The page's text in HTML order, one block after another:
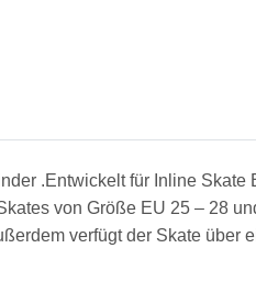
.Entwickelt für Inline
von Größe EU 25 – 28
verfügt der Skate